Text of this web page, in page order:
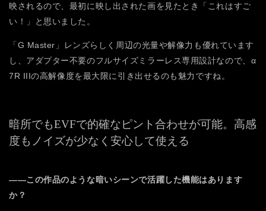
映されるので、最初に映し出された画を見たとき「これはすご
い！」と思いました。
「G Master」レンズらしく周辺の光量や解像力も優れています
し、アダプター不要のフルサイズミラーレス専用設計なので、α
7R IIIの高解像度を最大限に引き出せるのも魅力ですね。
暗所でもEVFで的確なピント合わせが可能。 高感
度もノイズが少なく安心して使える
――この作品のような暗いシーンで活躍した機能はあります
か？